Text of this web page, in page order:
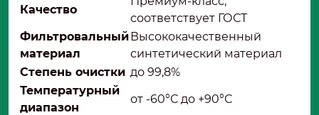
Качество
соответствует ГОСТ
Фильтровальный
материал
Высококачественный
синтетический материал
Степень очистки до 99,8%
Температурный
диапазон
от -60°С до +90°С